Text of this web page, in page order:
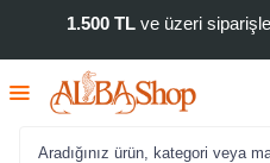
1.500 TLve üzeri